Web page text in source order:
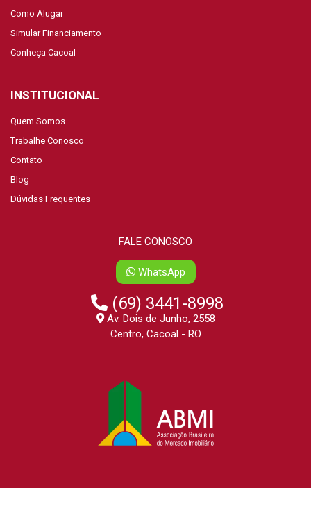
Como Alugar
Simular Financiamento
Conheça Cacoal
INSTITUCIONAL
Quem Somos
Trabalhe Conosco
Contato
Blog
Dúvidas Frequentes
FALE CONOSCO
WhatsApp
(69) 3441-8998
Av. Dois de Junho, 2558
Centro, Cacoal - RO